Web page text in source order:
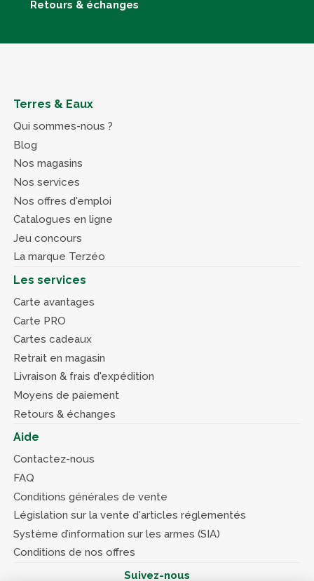
Retours & échanges
Terres & Eaux
Qui sommes-nous ?
Blog
Nos magasins
Nos services
Nos offres d'emploi
Catalogues en ligne
Jeu concours
La marque Terzéo
Les services
Carte avantages
Carte PRO
Cartes cadeaux
Retrait en magasin
Livraison & frais d'expédition
Moyens de paiement
Retours & échanges
Aide
Contactez-nous
FAQ
Conditions générales de vente
Législation sur la vente d'articles réglementés
Système d’information sur les armes (SIA)
Conditions de nos offres
Suivez-nous